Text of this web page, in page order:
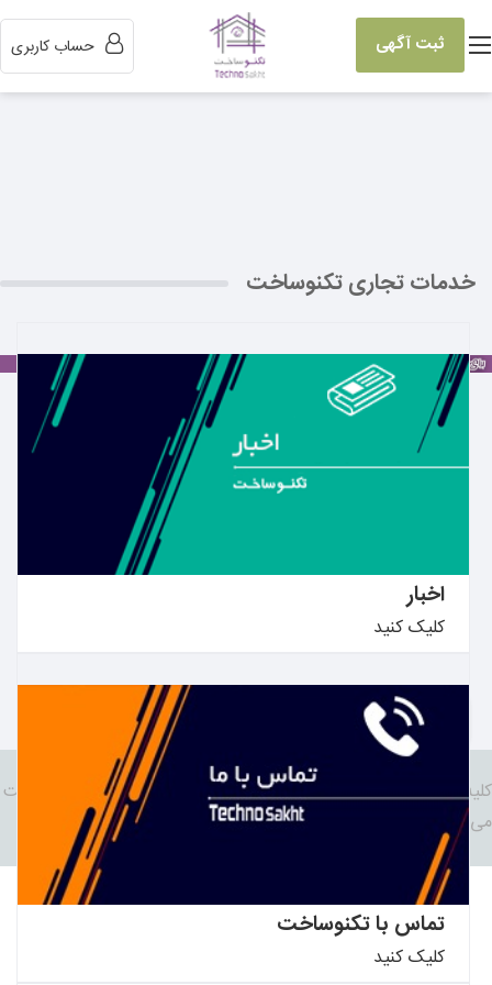
ثبت آگهی حساب کاربری
خدمات تجاری تکنوساخت
بیشتر بدانید ←
اخبار
کلیک کنید
بیشتر بدانید ←
تماس با تکنوساخت
کلیک کنید
کلیه حقوق مادی و معنوی این سایت متعلق به وب سایت تکنو ساخت
می باشد.
قوانین و مقرات فروشگاه تکنوساخت